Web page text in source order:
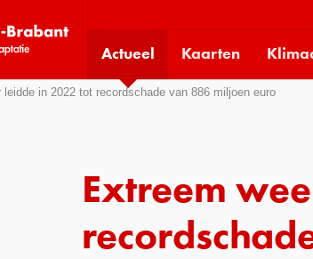
social
media
pages:
Actueel Kaarten
leidde in 2022 tot recordschade van 886 miljoen euro
Extreem